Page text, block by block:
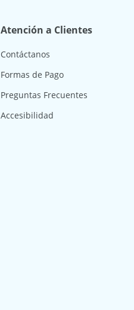
Atención a Clientes
Contáctanos
Formas de Pago
Preguntas Frecuentes
Accesibilidad